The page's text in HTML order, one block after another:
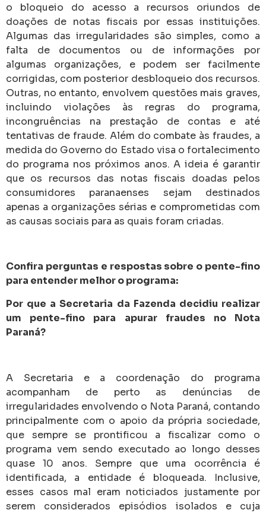
o bloqueio do acesso a recursos oriundos de
doações de notas fiscais por essas instituições.
Algumas das irregularidades são simples, como a
falta de documentos ou de informações por
algumas organizações, e podem ser facilmente
corrigidas, com posterior desbloqueio dos recursos.
Outras, no entanto, envolvem questões mais graves,
incluindo violações às regras do programa,
incongruências na prestação de contas e até
tentativas de fraude. Além do combate às fraudes, a
medida do Governo do Estado visa o fortalecimento
do programa nos próximos anos. A ideia é garantir
que os recursos das notas fiscais doadas pelos
consumidores paranaenses sejam destinados
apenas a organizações sérias e comprometidas com
as causas sociais para as quais foram criadas.
Confira perguntas e respostas sobre o pente-fino
para entender melhor o programa:
Por que a Secretaria da Fazenda decidiu realizar
um pente-fino para apurar fraudes no Nota
Paraná?
A Secretaria e a coordenação do programa
acompanham de perto as denúncias de
irregularidades envolvendo o Nota Paraná, contando
principalmente com o apoio da própria sociedade,
que sempre se prontificou a fiscalizar como o
programa vem sendo executado ao longo desses
quase 10 anos. Sempre que uma ocorrência é
identificada, a entidade é bloqueada. Inclusive,
esses casos mal eram noticiados justamente por
serem considerados episódios isolados e cuja